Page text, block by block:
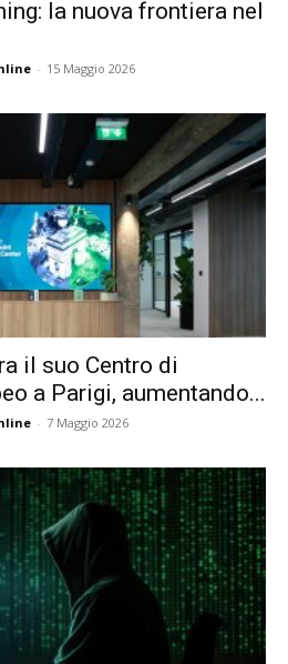
la nuova frontiera nel
- 15 Maggio 2026
il suo Centro di
a Parigi, aumentando...
- 7 Maggio 2026